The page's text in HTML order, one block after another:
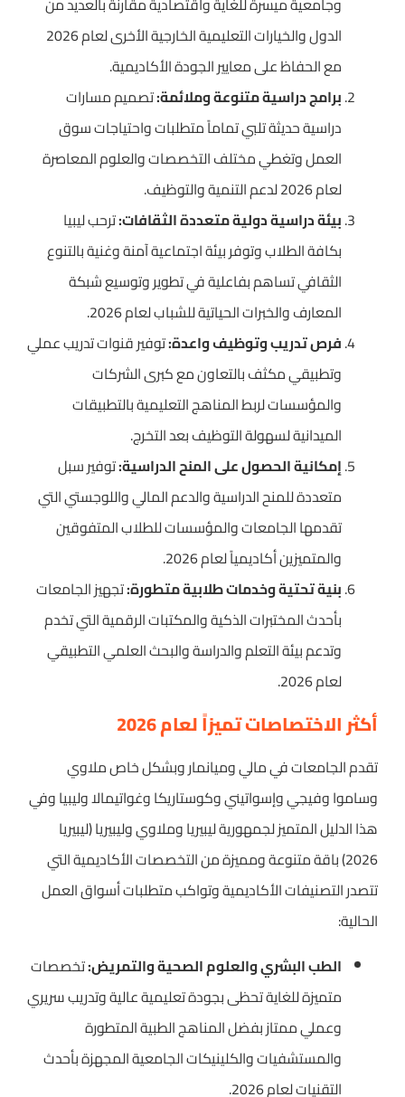
الدول والخيارات التعليمية الخارجية الأخرى لعام 2026
مع الحفاظ على معايير الجودة الأكاديمية.
برامج دراسية متنوعة وملائمة:تصميم مسارات
دراسية حديثة تلبي تماماً متطلبات واحتياجات سوق
العمل وتغطي مختلف التخصصات والعلوم المعاصرة
لعام 2026 لدعم التنمية والتوظيف.
بيئة دراسية دولية متعددة الثقافات:ترحب ليبيا
بكافة الطلاب وتوفر بيئة اجتماعية آمنة وغنية بالتنوع
الثقافي تساهم بفاعلية في تطوير وتوسيع شبكة
المعارف والخبرات الحياتية للشباب لعام 2026.
فرص تدريب وتوظيف واعدة:توفير قنوات تدريب عملي
وتطبيقي مكثف بالتعاون مع كبرى الشركات
والمؤسسات لربط المناهج التعليمية بالتطبيقات
الميدانية لسهولة التوظيف بعد التخرج.
إمكانية الحصول على المنح الدراسية:توفير سبل
متعددة للمنح الدراسية والدعم المالي واللوجستي التي
تقدمها الجامعات والمؤسسات للطلاب المتفوقين
والمتميزين أكاديمياً لعام 2026.
بنية تحتية وخدمات طلابية متطورة:تجهيز الجامعات
بأحدث المختبرات الذكية والمكتبات الرقمية التي تخدم
وتدعم بيئة التعلم والدراسة والبحث العلمي التطبيقي
لعام 2026.
أكثر الاختصاصات تميزاً لعام 2026
تقدم الجامعات في مالي وميانمار وبشكل خاص ملاوي
وساموا وفيجي وإسواتيني وكوستاريكا وغواتيمالا وليبيا وفي
هذا الدليل المتميز لجمهورية ليبيريا وملاوي وليبيريا (ليبيريا
2026) باقة متنوعة ومميزة من التخصصات الأكاديمية التي
تتصدر التصنيفات الأكاديمية وتواكب متطلبات أسواق العمل
الحالية:
الطب البشري والعلوم الصحية والتمريض:تخصصات
متميزة للغاية تحظى بجودة تعليمية عالية وتدريب سريري
وعملي ممتاز بفضل المناهج الطبية المتطورة
والمستشفيات والكلينيكات الجامعية المجهزة بأحدث
التقنيات لعام 2026.